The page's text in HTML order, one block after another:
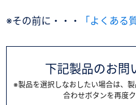
※その前に・・・ 「よくある
下記製品のお問
※製品を選択しなおしたい場合は、
合わせボタンを再度